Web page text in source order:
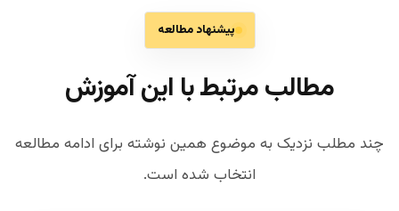
پیشنهاد مطالعه
مطالب مرتبط با این آموزش
چند مطلب نزدیک به موضوع همین نوشته برای ادامه مطالعه
انتخاب شده است.